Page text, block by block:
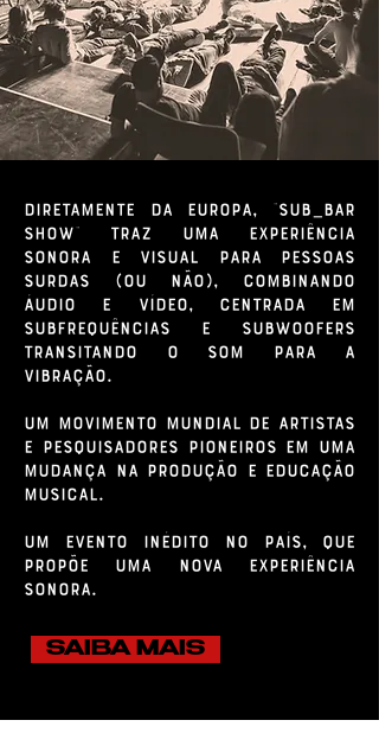
Diretamente da Europa, "SUB_BAR
SHOW" traz uma experiência
sonora e visual para pessoas
surdas (ou não), combinando
áudio e vídeo, centrada em
subfrequências e subwoofers
transitando o som para a
vibração.
Um movimento mundial de artistas
e pesquisadores pioneiros em uma
mudança na produção e educação
musical.
Um evento inédito no país, que
propõe uma nova experiência
sonora.
SAIBA MAIS